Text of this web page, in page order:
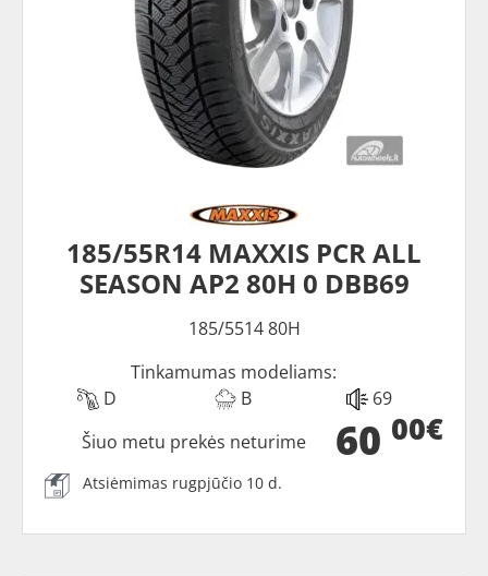
185/55R14 MAXXIS PCR ALL
SEASON AP2 80H 0 DBB69
185/5514 80H
Tinkamumas modeliams:
D
B 69
60 00€
Šiuo metu prekės neturime
Atsiėmimas rugpjūčio 10 d.